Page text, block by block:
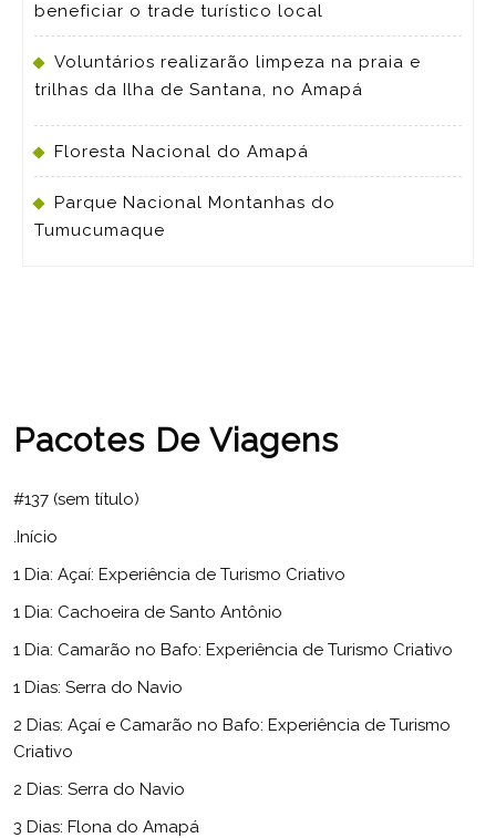
beneficiar o trade turístico local
Voluntários realizarão limpeza na praia e
trilhas da Ilha de Santana, no Amapá
Floresta Nacional do Amapá
Parque Nacional Montanhas do
Tumucumaque
Pacotes De Viagens
#137 (sem título)
.Início
1 Dia: Açaí: Experiência de Turismo Criativo
1 Dia: Cachoeira de Santo Antônio
1 Dia: Camarão no Bafo: Experiência de Turismo Criativo
1 Dias: Serra do Navio
2 Dias: Açaí e Camarão no Bafo: Experiência de Turismo
Criativo
2 Dias: Serra do Navio
3 Dias: Flona do Amapá